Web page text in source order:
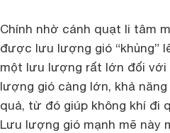
Chính nhờ cánh quạt li tâm
được lưu lượng gió “khủng”
một lưu lượng rất lớn đối với
lượng gió càng lớn, khả
quả, từ đó giúp không khí đi
Lưu lượng gió mạnh mẽ này